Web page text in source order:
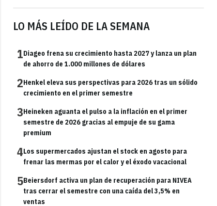
LO MÁS LEÍDO DE LA SEMANA
1Diageo frena su crecimiento hasta 2027 y lanza un plan
de ahorro de 1.000 millones de dólares
2Henkel eleva sus perspectivas para 2026 tras un sólido
crecimiento en el primer semestre
3Heineken aguanta el pulso a la inflación en el primer
semestre de 2026 gracias al empuje de su gama
premium
4Los supermercados ajustan el stock en agosto para
frenar las mermas por el calor y el éxodo vacacional
5Beiersdorf activa un plan de recuperación para NIVEA
tras cerrar el semestre con una caída del 3,5% en
ventas